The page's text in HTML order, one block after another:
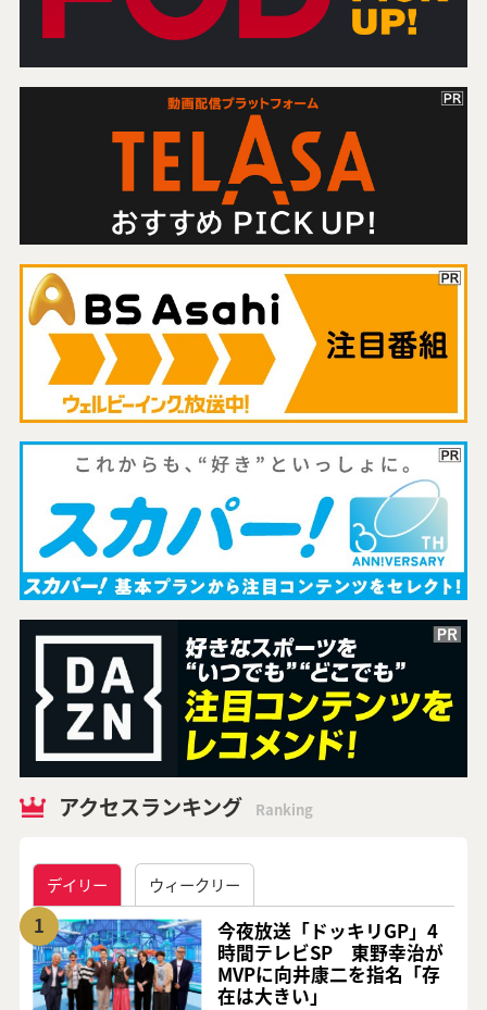
アクセスランキング Ranking
デイリー ウィークリー
1
今夜放送「ドッキリGP」4
時間テレビSP 東野幸治が
MVPに向井康二を指名「存
在は大きい」